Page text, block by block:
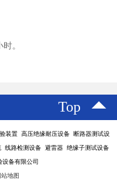
。
Top
装置 高压绝缘耐压设备 断路器测试设
路检测设备 避雷器 绝缘子测试设备
设备有限公司
站地图